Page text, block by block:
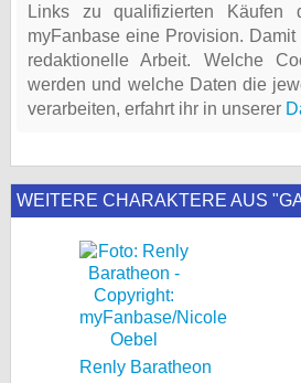
Links zu qualifizierten Käufen
myFanbase eine Provision. Damit
redaktionelle Arbeit. Welche
werden und welche Daten die
verarbeiten, erfahrt ihr in unserer
WEITERE CHARAKTERE AUS
Renly Baratheon